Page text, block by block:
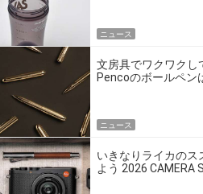
ニュース
文房具でワクワクし
Pencoのボールペン
ニュース
いきなりライカのス
よう 2026 CAMERA